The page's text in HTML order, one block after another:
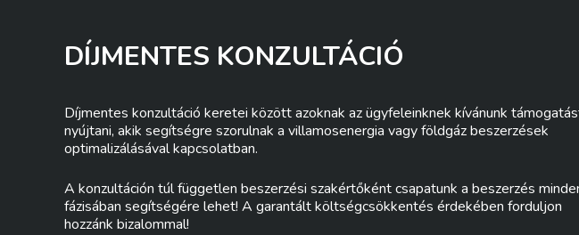
DÍJMENTES KONZULTÁCIÓ
Díjmentes konzultáció keretei között azoknak az ügyfeleinknek kívánunk
nyújtani, akik segítségre szorulnak a villamosenergia vagy földgáz beszerzések
optimalizálásával kapcsolatban.
A konzultáción túl független beszerzési szakértőként csapatunk a beszerzés
fázisában segítségére lehet! A garantált költségcsökkentés érdekében forduljon
hozzánk bizalommal!